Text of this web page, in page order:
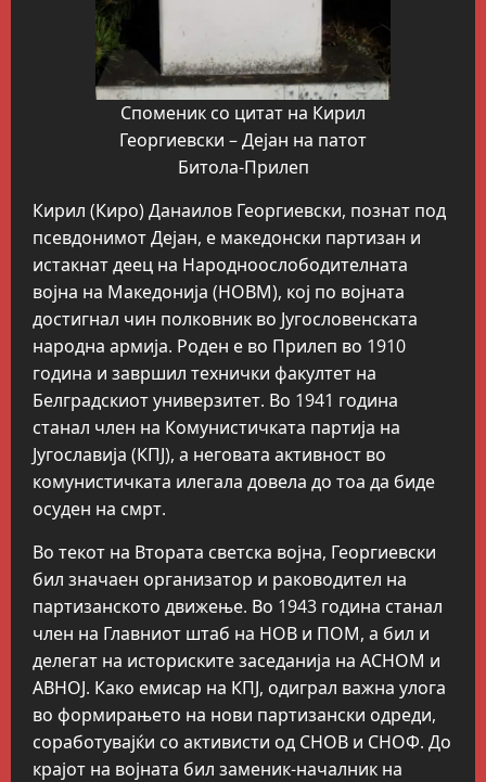
Споменик со цитат на Кирил
Георгиевски – Дејан на патот
Битола-Прилеп
Кирил (Киро) Данаилов Георгиевски, познат под
псевдонимот Дејан, е македонски партизан и
истакнат деец на Народноослободителната
војна на Македонија (НОВМ), кој по војната
достигнал чин полковник во Југословенската
народна армија. Роден е во Прилеп во 1910
година и завршил технички факултет на
Белградскиот универзитет. Во 1941 година
станал член на Комунистичката партија на
Југославија (КПЈ), а неговата активност во
комунистичката илегала довела до тоа да биде
осуден на смрт.
Во текот на Втората светска војна, Георгиевски
бил значаен организатор и раководител на
партизанското движење. Во 1943 година станал
член на Главниот штаб на НОВ и ПОМ, а бил и
делегат на историските заседанија на АСНОМ и
АВНОЈ. Како емисар на КПЈ, одиграл важна улога
во формирањето на нови партизански одреди,
соработувајќи со активисти од СНОВ и СНОФ. До
крајот на војната бил заменик-началник на